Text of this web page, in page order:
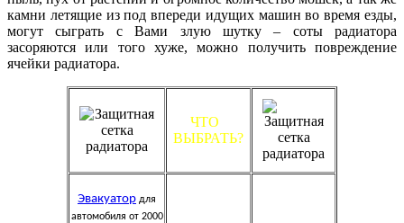
камни летящие из под впереди идущих машин во время езды,
могут сыграть с Вами злую шутку – соты радиатора
засоряются или того хуже, можно получить повреждение
ячейки радиатора.
ЧТО
ВЫБРАТЬ?
Эвакуатор для
автомобиля от 2000